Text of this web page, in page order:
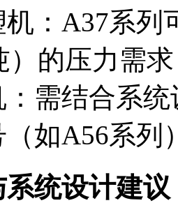
：A37系列
）的压力需
需结合系
如A56系列
系统设计建议‌